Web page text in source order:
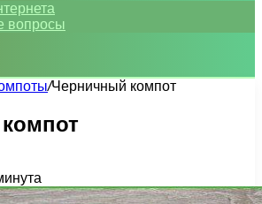
вопросы
/Черничный компот